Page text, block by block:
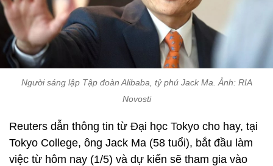
Người sáng lập Tập đoàn Alibaba, tỷ phú Jack Ma. Ảnh: RIA
Novosti
Reuters dẫn thông tin từ Đại học Tokyo cho hay, tại
Tokyo College, ông Jack Ma (58 tuổi), bắt đầu làm
việc từ hôm nay (1/5) và dự kiến ​​sẽ tham gia vào